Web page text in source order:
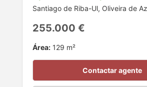
Santiago de Riba-Ul, Oliveira de
255.000 €
Área: 129 m²
Contactar agente